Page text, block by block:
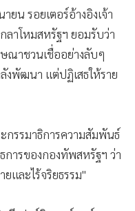
ยน รอยเตอร์อ้างอิงเจ้า
ลาโหมสหรัฐฯ ยอมรับว่า
ณาชวนเชื่ออย่างลับๆ
งพัฒนา แต่ปฏิเสธให้ราย
รรมาธิการความสัมพันธ์
การของกองทัพสหรัฐฯ ว่า
และไร้จริยธรรม"